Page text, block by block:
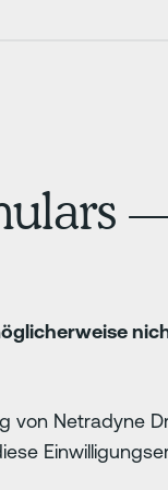
von Netradyne